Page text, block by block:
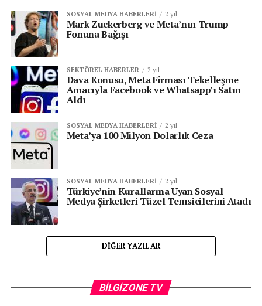
SOSYAL MEDYA HABERLERI 2 yıl
Mark Zuckerberg ve Meta’nın Trump
Fonuna Bağışı
SEKTÖREL HABERLER 2 yıl
Dava Konusu, Meta Firması Tekelleşme
Amacıyla Facebook ve Whatsapp’ı Satın
Aldı
SOSYAL MEDYA HABERLERI 2 yıl
Meta’ya 100 Milyon Dolarlık Ceza
SOSYAL MEDYA HABERLERI 2 yıl
Türkiye’nin Kurallarına Uyan Sosyal
Medya Şirketleri Tüzel Temsicilerini Atadı
DIĞER YAZILAR
BILGIZONE TV